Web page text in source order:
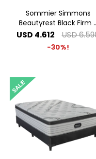
Sommier Simmons
Beautyrest Black Firm
1.40 x 1.90 2 Plazas
USD 4.612 USD
30